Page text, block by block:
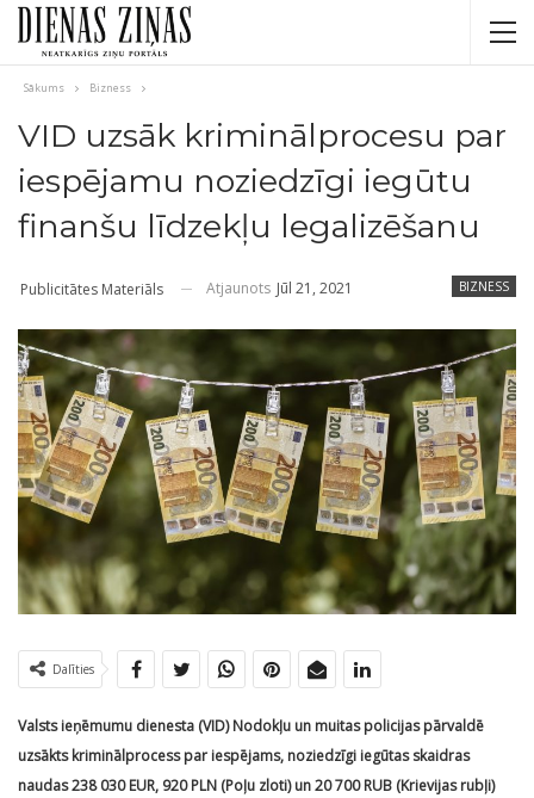
Sākums Bizness
VID uzsāk kriminālprocesu par
iespējamu noziedzīgi iegūtu
finanšu līdzekļu legalizēšanu
BIZNESS
Publicitātes Materiāls Atjaunots Jūl 21, 2021
Dalīties
Valsts ieņēmumu dienesta (VID) Nodokļu un muitas policijas pārvaldē
uzsākts kriminālprocess par iespējams, noziedzīgi iegūtas skaidras
naudas 238 030 EUR, 920 PLN (Poļu zloti) un 20 700 RUB (Krievijas rubļi)